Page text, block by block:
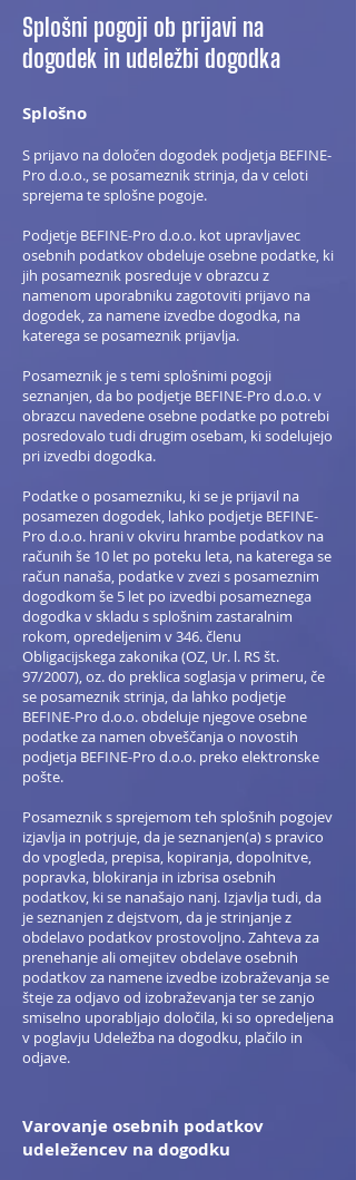
Splošni pogoji ob prijavi na
dogodek in udeležbi dogodka
Splošno
S prijavo na določen dogodek podjetja BEFINE-
Pro d.o.o., se posameznik strinja, da v celoti
sprejema te splošne pogoje.
Podjetje BEFINE-Pro d.o.o. kot upravljavec
osebnih podatkov obdeluje osebne podatke, ki
jih posameznik posreduje v obrazcu z
namenom uporabniku zagotoviti prijavo na
dogodek, za namene izvedbe dogodka, na
katerega se posameznik prijavlja.
Posameznik je s temi splošnimi pogoji
seznanjen, da bo podjetje BEFINE-Pro d.o.o. v
obrazcu navedene osebne podatke po potrebi
posredovalo tudi drugim osebam, ki sodelujejo
pri izvedbi dogodka.
Podatke o posamezniku, ki se je prijavil na
posamezen dogodek, lahko podjetje BEFINE-
Pro d.o.o. hrani v okviru hrambe podatkov na
računih še 10 let po poteku leta, na katerega se
račun nanaša, podatke v zvezi s posameznim
dogodkom še 5 let po izvedbi posameznega
dogodka v skladu s splošnim zastaralnim
rokom, opredeljenim v 346. členu
Obligacijskega zakonika (OZ, Ur. l. RS št.
97/2007), oz. do preklica soglasja v primeru, če
se posameznik strinja, da lahko podjetje
BEFINE-Pro d.o.o. obdeluje njegove osebne
podatke za namen obveščanja o novostih
podjetja BEFINE-Pro d.o.o. preko elektronske
pošte.
Posameznik s sprejemom teh splošnih pogojev
izjavlja in potrjuje, da je seznanjen(a) s pravico
do vpogleda, prepisa, kopiranja, dopolnitve,
popravka, blokiranja in izbrisa osebnih
podatkov, ki se nanašajo nanj. Izjavlja tudi, da
je seznanjen z dejstvom, da je strinjanje z
obdelavo podatkov prostovoljno. Zahteva za
prenehanje ali omejitev obdelave osebnih
podatkov za namene izvedbe izobraževanja se
šteje za odjavo od izobraževanja ter se zanjo
smiselno uporabljajo določila, ki so opredeljena
v poglavju Udeležba na dogodku, plačilo in
odjave.
Varovanje osebnih podatkov
udeležencev na dogodku